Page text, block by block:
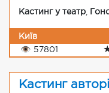
Кастинг у театр
Київ
👁 57801
Кастинг